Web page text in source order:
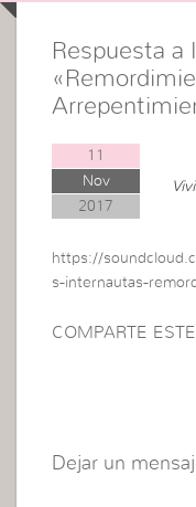
Respuesta a
11
Nov
2017
https://
s-internautas-
COMPARTE
Dejar un